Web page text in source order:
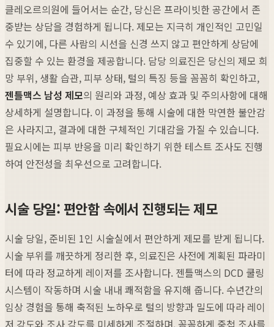
클레오르의원에 들어서는 순간, 당신은 프라이빗한 공간에서 존
중받는 상담을 경험하게 됩니다. 제모는 지극히 개인적인 고민일
수 있기에, 다른 사람의 시선을 신경 쓰지 않고 편안하게 상담에
집중할 수 있는 환경을 제공합니다. 담당 의료진은 당신의 제모 희
망 부위, 생활 습관, 피부 상태, 털의 특징 등을 꼼꼼히 확인하고,
젠틀맥스 남성 제모의 원리와 과정, 예상 효과 및 주의사항에 대해
상세하게 설명합니다. 이 과정을 통해 시술에 대한 막연한 불안감
은 사라지고, 결과에 대한 구체적인 기대감을 가질 수 있습니다.
필요시에는 피부 반응을 미리 확인하기 위한 테스트 조사도 진행
하여 안전성을 최우선으로 고려합니다.
시술 당일: 편안함 속에서 진행되는 제모
시술 당일, 준비된 1인 시술실에서 편안하게 제모를 받게 됩니다.
시술 부위를 깨끗하게 정리한 후, 의료진은 사전에 계획된 파라미
터에 따라 정교하게 레이저를 조사합니다. 젠틀맥스의 DCD 쿨링
시스템이 작동하며 시술 내내 쾌적함을 유지해 줍니다. 수년간의
임상 경험을 통해 축적된 노하우로 털의 방향과 밀도에 따라 레이
저 강도와 조사 각도를 미세하게 조절하며, 꼼꼼하게 중첩 조사를